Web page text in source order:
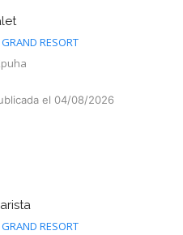
RESORT
el 04/08/2026
RESORT